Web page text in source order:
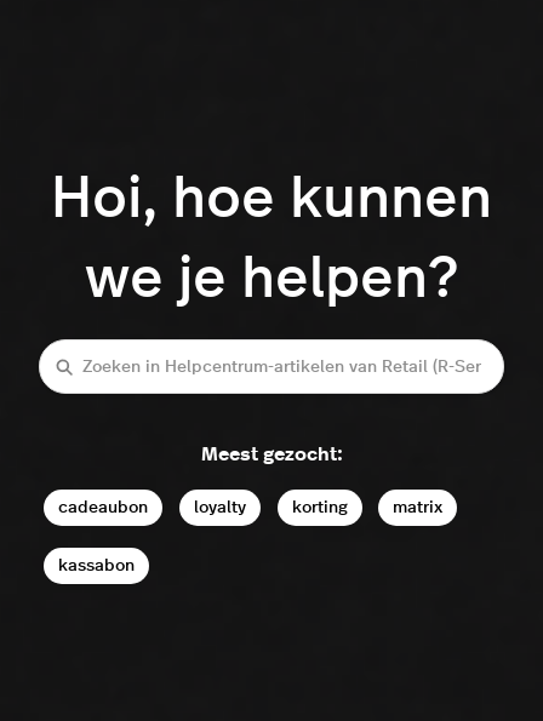
Hoi, hoe kunnen
we je helpen?
Zoeken
Meest gezocht:
cadeaubon loyalty korting matrix
kassabon